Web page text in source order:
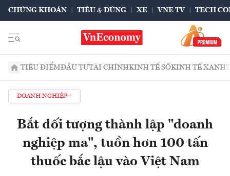
CHỨNG KHOÁN TIÊU & DÙNG XE VNE TV TECH
TIÊU ĐIỂMĐẦU TƯTÀI CHÍNHKINH TẾ SỐKINH TẾ XANH
DOANH NGHIỆP
Bắt đối tượng thành lập "doanh
nghiệp ma", tuồn hơn 100 tấn
thuốc bắc lậu vào Việt Nam